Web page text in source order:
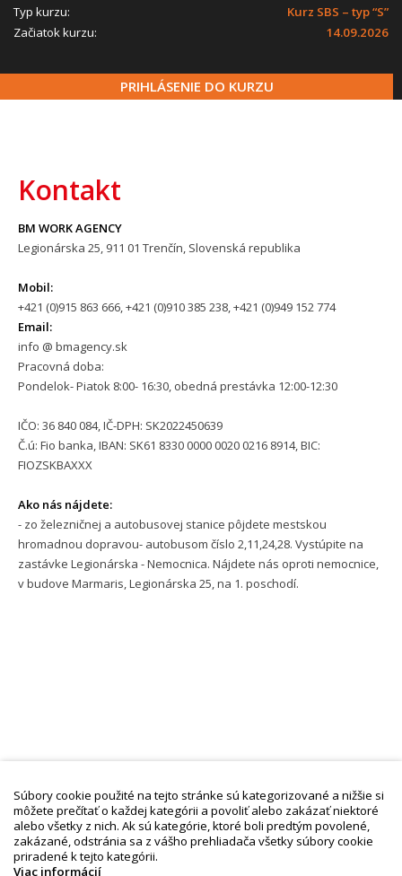
Typ kurzu:
Kurz SBS – typ “S”
Začiatok kurzu:
14.09.2026
PRIHLÁSENIE DO KURZU
Kontakt
BM WORK AGENCY
Legionárska 25, 911 01 Trenčín, Slovenská republika
Mobil:
+421 (0)915 863 666, +421 (0)910 385 238, +421 (0)949 152 774
Email:
info @ bmagency.sk
Pracovná doba:
Pondelok- Piatok 8:00- 16:30, obedná prestávka 12:00-12:30
IČO: 36 840 084, IČ-DPH: SK2022450639
Č.ú: Fio banka, IBAN: SK61 8330 0000 0020 0216 8914, BIC:
FIOZSKBAXXX
Ako nás nájdete:
- zo železničnej a autobusovej stanice pôjdete mestskou
hromadnou dopravou- autobusom číslo 2,11,24,28. Vystúpite na
zastávke Legionárska - Nemocnica. Nájdete nás oproti nemocnice,
v budove Marmaris, Legionárska 25, na 1. poschodí.
Kontaktujte nás
Súbory cookie použité na tejto stránke sú kategorizované a nižšie si
môžete prečítať o každej kategórii a povoliť alebo zakázať niektoré
alebo všetky z nich. Ak sú kategórie, ktoré boli predtým povolené,
zakázané, odstránia sa z vášho prehliadača všetky súbory cookie
priradené k tejto kategórii.
Viac informácií